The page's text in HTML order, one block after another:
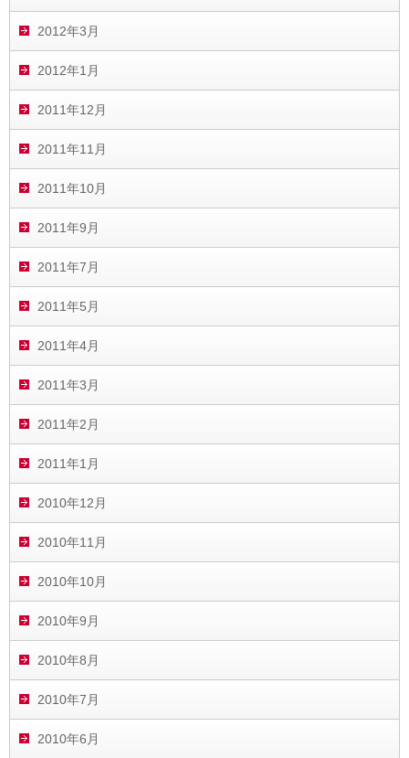
2012年3月
2012年1月
2011年12月
2011年11月
2011年10月
2011年9月
2011年7月
2011年5月
2011年4月
2011年3月
2011年2月
2011年1月
2010年12月
2010年11月
2010年10月
2010年9月
2010年8月
2010年7月
2010年6月